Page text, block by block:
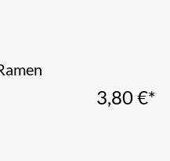
3,80€*